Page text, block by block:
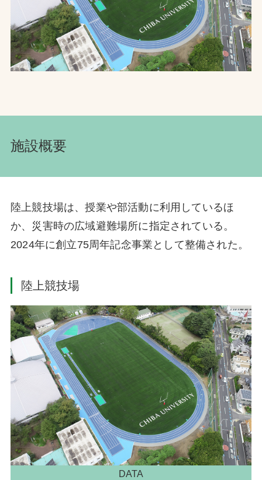
InstagramFacebook
YouTube
文字の見えづらさや操作にお困りの方へ
施設概要
陸上競技場は、授業や部活動に利用しているほ
か、災害時の広域避難場所に指定されている。
2024年に創立75周年記念事業として整備された。
陸上競技場
DATA